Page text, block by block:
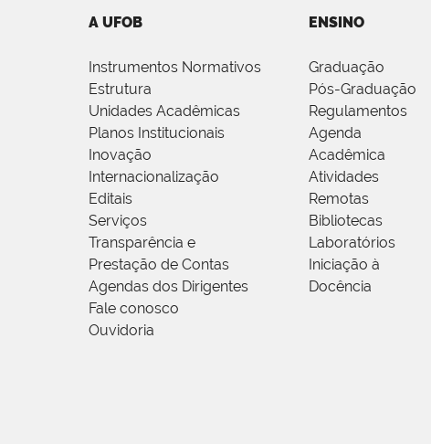
A UFOB
Instrumentos Normativos
Estrutura
Unidades Acadêmicas
Planos Institucionais
Inovação
Internacionalização
Editais
Serviços
Transparência e
Prestação de Contas
Agendas dos Dirigentes
Fale conosco
Ouvidoria
ENSINO
Graduação
Pós-Graduação
Regulamentos
Agenda
Acadêmica
Atividades
Remotas
Bibliotecas
Laboratórios
Iniciação à
Docência